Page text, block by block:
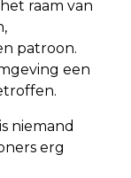
raam van
patroon.
een
niemand
erg